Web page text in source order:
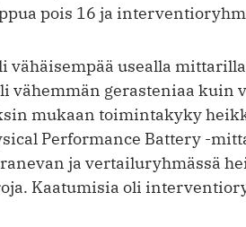
pois 16 ja
vähäisempää usealla
vähemmän gerasteniaa kuin
mukaan toimintakyky
Performance Battery -
ja vertailuryhmässä
Kaatumisia oli